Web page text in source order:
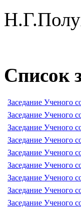
Список
Заседание Ученого
Заседание Ученого
Заседание Ученого
Заседание Ученого
Заседание Ученого
Заседание Ученого
Заседание Ученого
Заседание Ученого
Заседание Ученого